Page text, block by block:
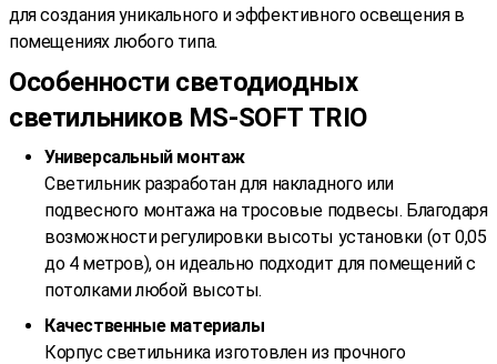
для создания уникального и эффективного освещения в
помещениях любого типа.
Особенности светодиодных
светильников MS-SOFT TRIO
Универсальный монтаж
Светильник разработан для накладного или
подвесного монтажа на тросовые подвесы. Благодаря
возможности регулировки высоты установки (от 0,05
до 4 метров), он идеально подходит для помещений с
потолками любой высоты.
Качественные материалы
Корпус светильника изготовлен из прочного